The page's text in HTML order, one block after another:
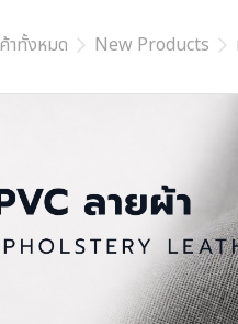
าทั้งหมด New Products